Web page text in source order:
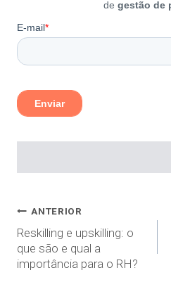
ANTERIOR
Reskilling e upskilling: o
que são e qual a
importância para o RH?